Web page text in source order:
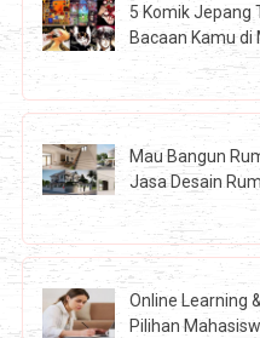
5 Komik Jepang
Bacaan Kamu di
Mau Bangun
Jasa Desain
Online Learning
Pilihan